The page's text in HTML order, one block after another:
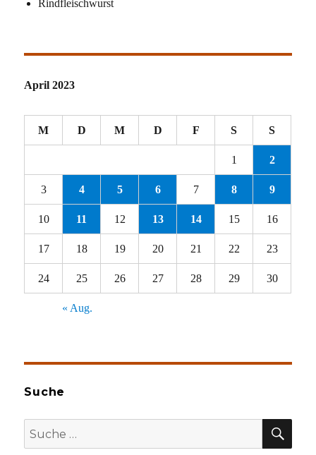
Rindfleischwurst
April 2023
M D M D F S S
1 2
3 4 5 6 7 8 9
10 11 12 13 14 15 16
17 18 19 20 21 22 23
24 25 26 27 28 29 30
« Aug.
Suche
Suche
nach: